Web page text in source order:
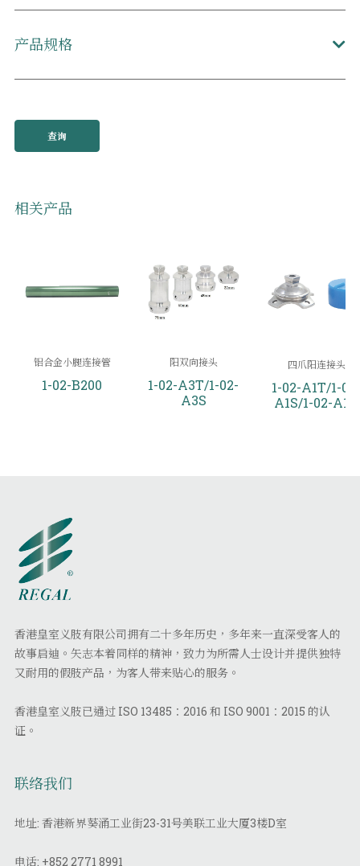
产品规格
查询
相关产品
铝合金小腿连接管
1-02-B200
阳双向接头
1-02-A3T/1-02-
A3S
四爪阳连接头
1-02-A1T/1-02-
A1S/1-02-A1A
香港皇室义肢有限公司拥有二十多年历史，多年来一直深受客人的
故事启迪。矢志本着同样的精神，致力为所需人士设计并提供独特
又耐用的假肢产品，为客人带来贴心的服务。
香港皇室义肢已通过 ISO 13485：2016 和 ISO 9001：2015 的认
证。
联络我们
地址: 香港新界葵涌工业街23-31号美联工业大厦3楼D室
电话: +852 2771 8991